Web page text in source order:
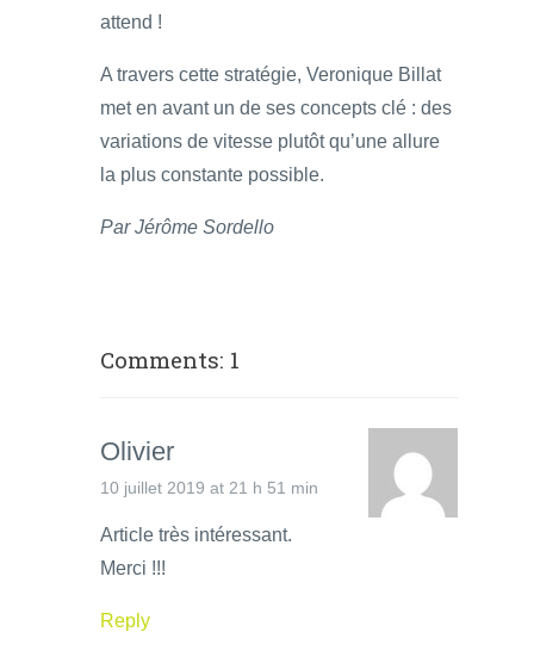
attend !
A travers cette stratégie, Veronique Billat
met en avant un de ses concepts clé : des
variations de vitesse plutôt qu’une allure
la plus constante possible.
Par Jérôme Sordello
Comments: 1
Olivier
10 juillet 2019 at 21 h 51 min
Article très intéressant.
Merci !!!
Reply